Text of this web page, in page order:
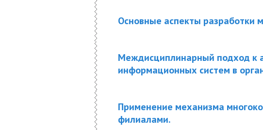
Основные аспекты разработки
Междисциплинарный подход к
информационных систем в
Применение механизма
филиалами.